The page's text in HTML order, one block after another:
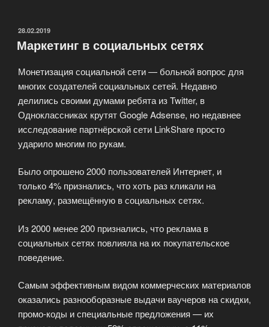
SMO»
ОПУБЛИКОВАНО
28.02.2019
Маркетинг в социальных сетях
Монетизация социальной сети — больной вопрос для
многих создателей социальных сетей. Недавно
делились своими думами ребята из Twitter, в
Одноклассниках крутят Google Adsense, но недавнее
исследование партнёрской сети LinkShare просто
ударило многим по рукам.
Было опрошено 2000 пользователей Интернет, и
только 4% признались, что хоть раз кликали на
рекламу, размещённую в социальных сетях.
Из 2000 менее 200 признались, что реклама в
социальных сетях повлияла на их покупательское
поведение.
Самым эффективным видом коммерческих материалов
оказались разнооборазные выдачи ваучеров на скидки,
промо-коды и специальные предложения — их